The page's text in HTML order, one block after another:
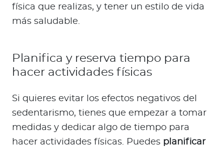
física que realizas, y tener un estilo de vida
más saludable.
Planifica y reserva tiempo para
hacer actividades físicas
Si quieres evitar los efectos negativos del
sedentarismo, tienes que empezar a tomar
medidas y dedicar algo de tiempo para
hacer actividades físicas. Puedes planificar